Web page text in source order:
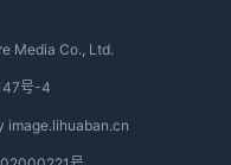
Media Co., Ltd.
号-4
image.lihuaban.cn